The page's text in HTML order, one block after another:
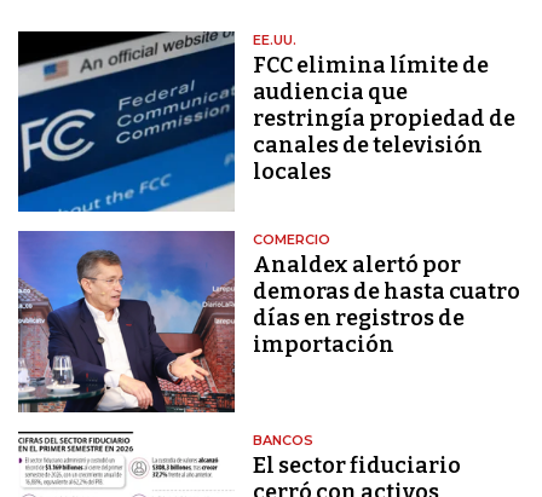
EE.UU.
FCC elimina límite de
audiencia que
restringía propiedad de
canales de televisión
locales
COMERCIO
Analdex alertó por
demoras de hasta cuatro
días en registros de
importación
BANCOS
El sector fiduciario
cerró con activos